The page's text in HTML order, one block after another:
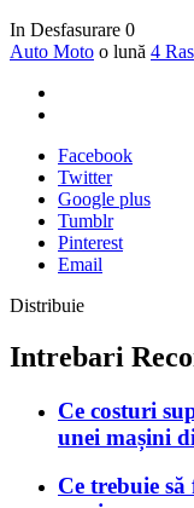
In Desfasurare 0
Auto Moto o lună 4
Facebook
Twitter
Google plus
Tumblr
Pinterest
Email
Distribuie
Intrebari
Ce costuri
unei mașini
Ce trebuie